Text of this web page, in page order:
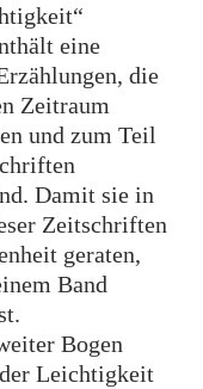
eine
die
Zeitraum
und zum Teil
Damit sie in
Zeitschriften
geraten,
Band
Bogen
Leichtigkeit